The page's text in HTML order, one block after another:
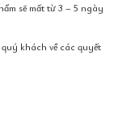
sẽ mất từ 3 – 5 ngày
khách về các quyết